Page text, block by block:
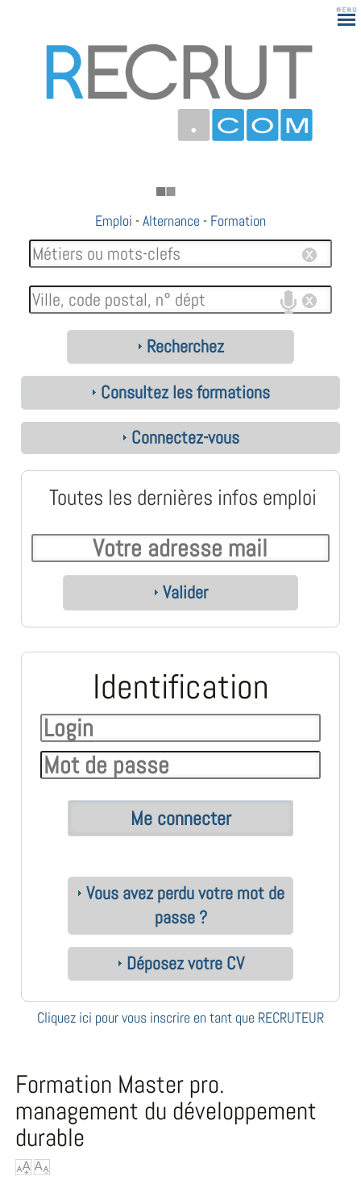
Emploi -Alternance - Formation
Recherchez
Consultez les formations
Connectez-vous
Toutes les dernières infos emploi
Valider
Identification
Vous avez perdu votre mot de
passe ?
Déposez votre CV
Cliquez ici pour vous inscrire en tant que RECRUTEUR
Formation Master pro.
management du développement
durable